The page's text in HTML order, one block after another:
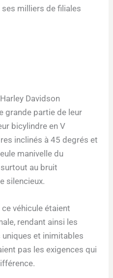
milliers de filiales
Davidson
grande partie de leur
bicylindre en V
inclinés à 45 degrés et
manivelle du
au bruit
silencieux.
véhicule étaient
rendant ainsi les
et inimitables
pas les exigences qui